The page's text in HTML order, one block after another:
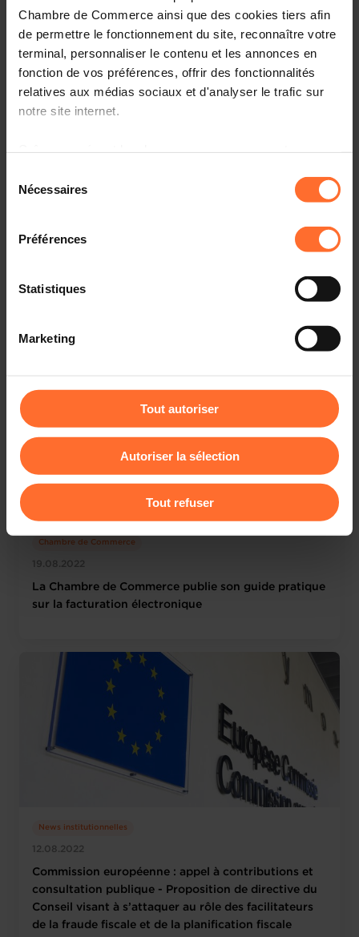
Chambre de Commerce ainsi que des cookies tiers afin
de permettre le fonctionnement du site, reconnaître votre
terminal, personnaliser le contenu et les annonces en
fonction de vos préférences, offrir des fonctionnalités
relatives aux médias sociaux et d'analyser le trafic sur
notre site internet.
à l’exception des cookies strictement nécessaires au
fonctionnement du site. Une description des différents
cookies est accessible sous l’onglet « Détails » ci-
dessus.
Il est précisé que la navigation sur le site et certaines
fonctionnalités (ex : lecture de vidéos, partage sur les
vidéo, personnalisation de l’affichage du site) peuvent
Vous avez la possibilité de modifier ou retirer votre
consentement à tout moment en cliquant sur l’icône
flottante en bas à gauche de chaque page.
Pour de plus amples informations sur la manière dont
nous utilisons lescookies et sommes amenés à traiter
vos données personnelles, vous pouvez consulter notre
protection des données personnelles
Nécessaires
Préférences
Statistiques
Marketing
Tout autoriser
Autoriser la sélection
Tout refuser
chômage partiel
News institutionnelles
Launch of the 13th edition of fit 4 Start start-up
19.08.2022
Chambre de Commerce
La Chambre de Commerce publie son guide pratique
sur la facturation électronique
12.08.2022
News institutionnelles
Commission européenne : appel à contributions et
consultation publique - Proposition de directive du
Conseil visant à s’attaquer au rôle des facilitateurs
de la fraude fiscale et de la planification fiscale